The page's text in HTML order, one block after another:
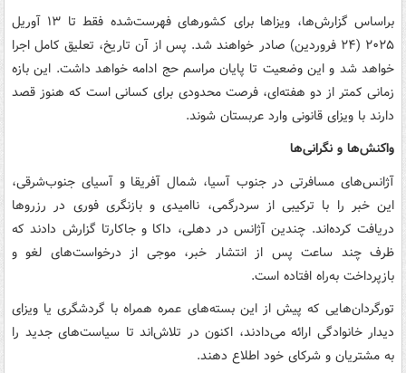
براساس گزارش‌ها، ویزاها برای کشورهای فهرست‌شده فقط تا ۱۳ آوریل
۲۰۲۵ (۲۴ فروردین) صادر خواهند شد. پس از آن تاریخ، تعلیق کامل اجرا
خواهد شد و این وضعیت تا پایان مراسم حج ادامه خواهد داشت. این بازه‌
زمانی کمتر از دو هفته‌ای، فرصت محدودی برای کسانی است که هنوز قصد
دارند با ویزای قانونی وارد عربستان شوند.
واکنش‌ها و نگرانی‌ها
آژانس‌های مسافرتی در جنوب آسیا، شمال آفریقا و آسیای جنوب‌شرقی،
این خبر را با ترکیبی از سردرگمی، ناامیدی و بازنگری فوری در رزروها
دریافت کرده‌اند. چندین آژانس در دهلی، داکا و جاکارتا گزارش دادند که
ظرف چند ساعت پس از انتشار خبر، موجی از درخواست‌های لغو و
بازپرداخت به‌راه افتاده است.
تورگردان‌هایی که پیش از این بسته‌های عمره همراه با گردشگری یا ویزای
دیدار خانوادگی ارائه می‌دادند، اکنون در تلاش‌اند تا سیاست‌های جدید را
به مشتریان و شرکای خود اطلاع دهند.